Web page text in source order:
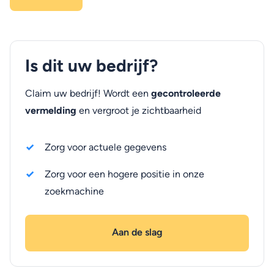
Is dit uw bedrijf?
Claim uw bedrijf! Wordt een gecontroleerde
vermelding en vergroot je zichtbaarheid
Zorg voor actuele gegevens
Zorg voor een hogere positie in onze
zoekmachine
Aan de slag